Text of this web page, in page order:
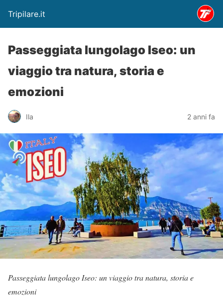
Tripilare.it
Passeggiata lungolago Iseo: un
viaggio tra natura, storia e
emozioni
Ila 2 anni fa
Passeggiata lungolago Iseo: un viaggio tra natura, storia e
emozioni